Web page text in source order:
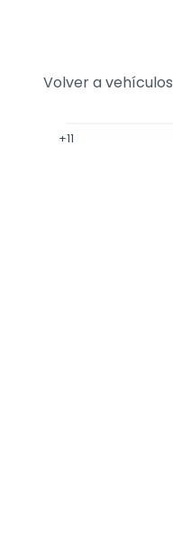
Volver a vehículos
+11